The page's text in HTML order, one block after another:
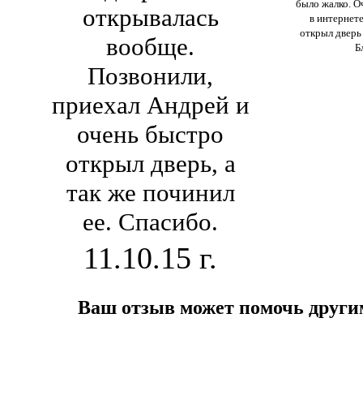
открывалась
вообще.
Позвонили,
приехал Андрей и
очень быстро
открыл дверь, а
так же починил
ее. Спасибо.
было жалко.
в
открыл
11.10.15 г.
Ваш отзыв может помочь